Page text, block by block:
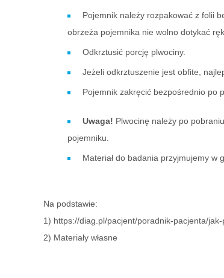
Pojemnik należy rozpakować z folii
obrzeża pojemnika nie wolno dotykać
Odkrztusić porcję plwociny.
Jeżeli odkrztuszenie jest obfite,
Pojemnik zakręcić bezpośrednio po
Uwaga! Plwocinę należy po
pojemniku.
Materiał do badania przyjmujemy w
Na podstawie:
1) https://diag.pl/pacjent/poradnik-pacjenta/
2) Materiały własne